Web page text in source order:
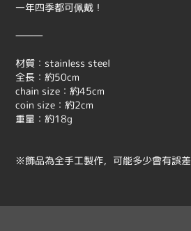
一年四季都可佩戴！
⸻
材質：stainless steel
全長：約50cm
chain size：約45cm
coin size：約2cm
重量：約18g
※飾品為全手工製作，可能多少會有誤差